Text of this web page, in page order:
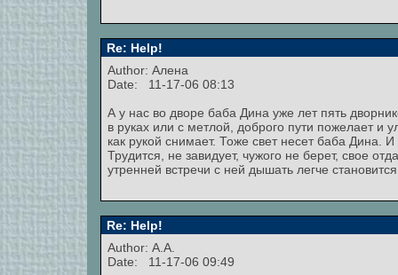
Re: Help!
Author: Алена
Date: 11-17-06 08:13
А у нас во дворе баба Дина уже лет пять
в руках или с метлой, доброго пути пожелает и
как рукой снимает. Тоже свет несет баба Дина.
Трудится, не завидует, чужого не берет, свое
утренней встречи с ней дышать легче
Re: Help!
Author: А.А.
Date: 11-17-06 09:49